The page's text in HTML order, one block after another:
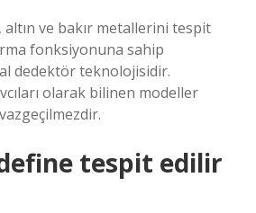
ve bakır metallerini tespit
fonksiyonuna sahip
dedektör teknolojisidir.
olarak bilinen modeller
tespit edilir